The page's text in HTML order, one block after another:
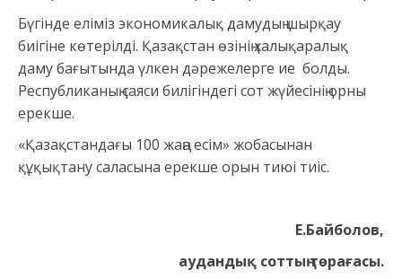
Бүгінде еліміз экономикалық дамудың шырқау
биігіне көтерілді. Қазақстан өзінің халықаралық
даму бағытында үлкен дәрежелерге ие болды.
Республиканың саяси билігіндегі сот жүйесінің орны
ерекше.
«Қазақстандағы 100 жаңа есім» жобасынан
құқықтану саласына ерекше орын тиюі тиіс.
Е.Байболов,
аудандық соттың төрағасы.